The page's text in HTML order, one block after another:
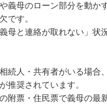
義母のローン部分を動か
です。
母と連絡が取れない」状
続人・共有者がいる場合
推奨されています。
附票・住民票で義母の最